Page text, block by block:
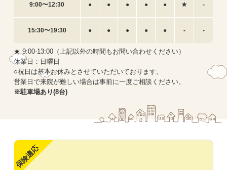
9:00〜12:30 ● ● ● ● ● ★ -
15:30〜19:30 ● ● ● ● ● - -
★ 9:00-13:00（上記以外の時間もお問い合わせください）
休業日：日曜日
○祝日は基本お休みとさせていただいております。
営業日で来院が難しい場合は事前に一度ご相談ください。
※駐車場あり(8台)
保険適応